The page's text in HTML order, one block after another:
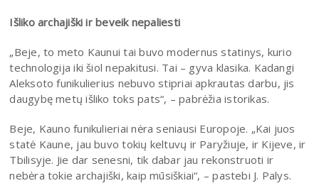
Išliko archajiški ir beveik nepaliesti
„Beje, to meto Kaunui tai buvo modernus statinys, kurio
technologija iki šiol nepakitusi. Tai – gyva klasika. Kadangi
Aleksoto funikulierius nebuvo stipriai apkrautas darbu, jis
daugybę metų išliko toks pats“, – pabrėžia istorikas.
Beje, Kauno funikulieriai nėra seniausi Europoje. „Kai juos
statė Kaune, jau buvo tokių keltuvų ir Paryžiuje, ir Kijeve, ir
Tbilisyje. Jie dar senesni, tik dabar jau rekonstruoti ir
nebėra tokie archajiški, kaip mūsiškiai“, – pastebi J. Palys.